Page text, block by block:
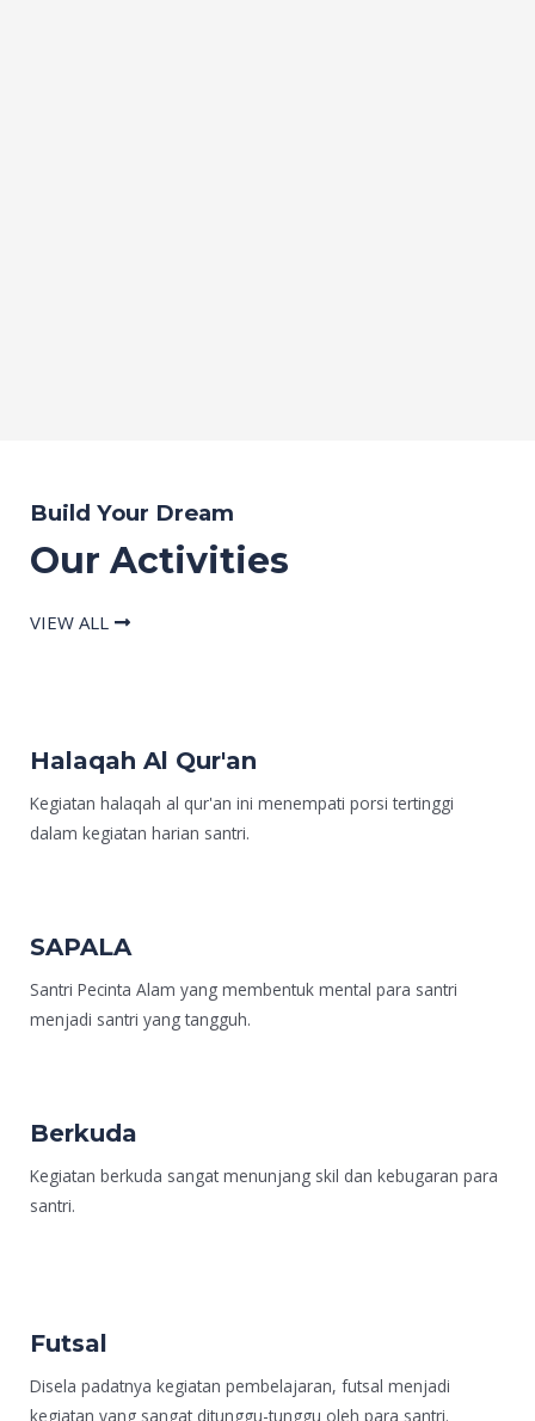
Build Your Dream
Our Activities
VIEW ALL
Halaqah Al Qur'an
Kegiatan halaqah al qur'an ini menempati porsi tertinggi
dalam kegiatan harian santri.
SAPALA
Santri Pecinta Alam yang membentuk mental para santri
menjadi santri yang tangguh.
Berkuda
Kegiatan berkuda sangat menunjang skil dan kebugaran para
santri.
Futsal
Disela padatnya kegiatan pembelajaran, futsal menjadi
kegiatan yang sangat ditunggu-tunggu oleh para santri.